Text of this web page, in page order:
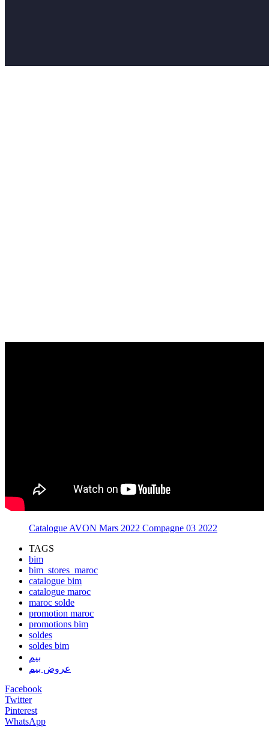
Catalogue AVON Mars 2022 Compagne 03 2022
TAGS
bim
bim_stores_maroc
catalogue bim
catalogue maroc
maroc solde
promotion maroc
promotions bim
soldes
soldes bim
بيم
عروض بيم
Facebook
Twitter
Pinterest
WhatsApp